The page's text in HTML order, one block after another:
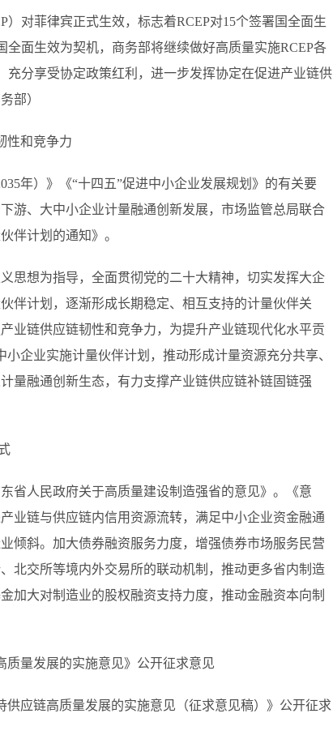
对菲律宾正式生效，标志着RCEP对15个签署国全面生
面生效为契机，商务部将继续做好高质量实施RCEP各
分享受协定政策红利，进一步发挥协定在促进产业链供
部）
性和竞争力
年）》《“十四五”促进中小企业发展规划》的有关要
游、大中小企业计量融通创新发展，市场监管总局联合
伴计划的通知》。
思想为指导，全面贯彻党的二十大精神，切实发挥大企
伴计划，逐渐形成长期稳定、相互支持的计量伙伴关
业链供应链韧性和竞争力，为提升产业链现代化水平贡
企业实施计量伙伴计划，推动形成计量资源充分共享、
量融通创新生态，有力支撑产业链供应链补链固链强
省人民政府关于高质量建设制造强省的意见》。《意
业链与供应链内信用资源流转，满足中小企业资金融通
倾斜。加大债券融资服务力度，增强债券市场服务民营
北交所等境内外交易所的联动机制，推动更多省内制造
加大对制造业的股权融资支持力度，推动金融资本向制
质量发展的实施意见》公开征求意见
应链高质量发展的实施意见（征求意见稿）》公开征求